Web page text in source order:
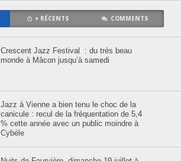
+ RÉCENTS COMMENTS
Crescent Jazz Festival : du très beau
monde à Mâcon jusqu’à samedi
Jazz à Vienne a bien tenu le choc de la
canicule : recul de la fréquentation de 5,4
% cette année avec un public moindre à
Cybèle